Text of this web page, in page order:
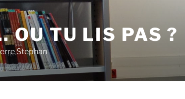
OU TU LIS PAS ?
Stephan